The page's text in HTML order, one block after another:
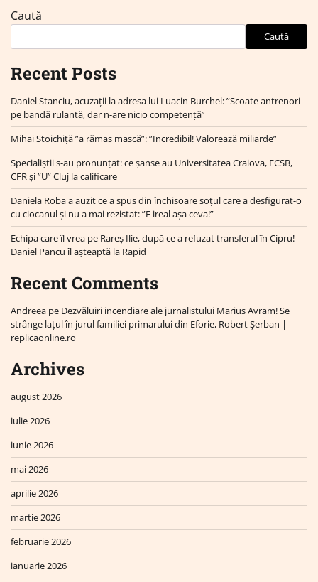
Caută
Caută
Recent Posts
Daniel Stanciu, acuzații la adresa lui Luacin Burchel: ”Scoate antrenori
pe bandă rulantă, dar n-are nicio competență”
Mihai Stoichiță ”a rămas mască”: ”Incredibil! Valorează miliarde”
Specialiștii s-au pronunțat: ce șanse au Universitatea Craiova, FCSB,
CFR și ”U” Cluj la calificare
Daniela Roba a auzit ce a spus din închisoare soțul care a desfigurat-o
cu ciocanul și nu a mai rezistat: ”E ireal așa ceva!”
Echipa care îl vrea pe Rareș Ilie, după ce a refuzat transferul în Cipru!
Daniel Pancu îl așteaptă la Rapid
Recent Comments
Andreea pe Dezvăluiri incendiare ale jurnalistului Marius Avram! Se
strânge lațul în jurul familiei primarului din Eforie, Robert Șerban |
replicaonline.ro
Archives
august 2026
iulie 2026
iunie 2026
mai 2026
aprilie 2026
martie 2026
februarie 2026
ianuarie 2026